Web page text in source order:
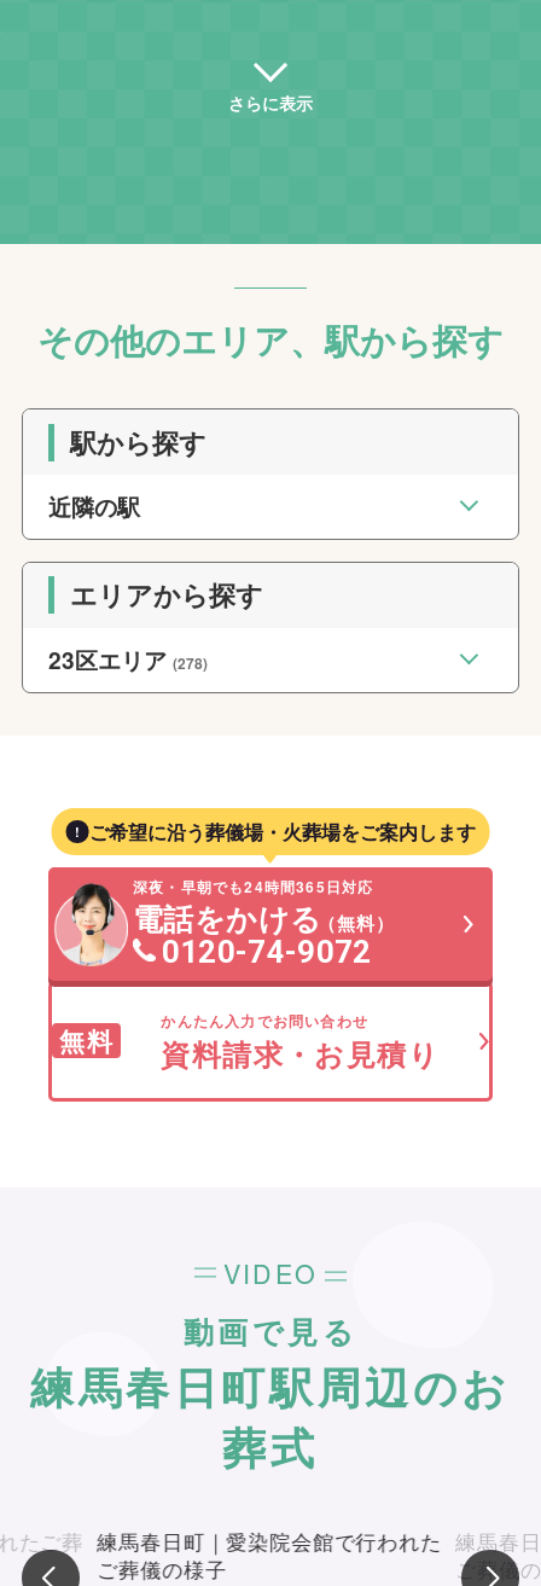
さらに表示
その他のエリア、駅から探す
駅から探す
近隣の駅
エリアから探す
23区エリア(278)
ご希望に沿う葬儀場・火葬場をご案内します
深夜・早朝でも24時間365日対応
電話をかける（無料）
0120-74-9072
無料
かんたん入力でお問い合わせ
資料請求・お見積り
VIDEO
動画で見る
練馬春日町駅周辺のお
葬式
たご葬 練馬春日町｜愛染院会館で行われた
ご葬儀の様子
練馬春
ご葬儀